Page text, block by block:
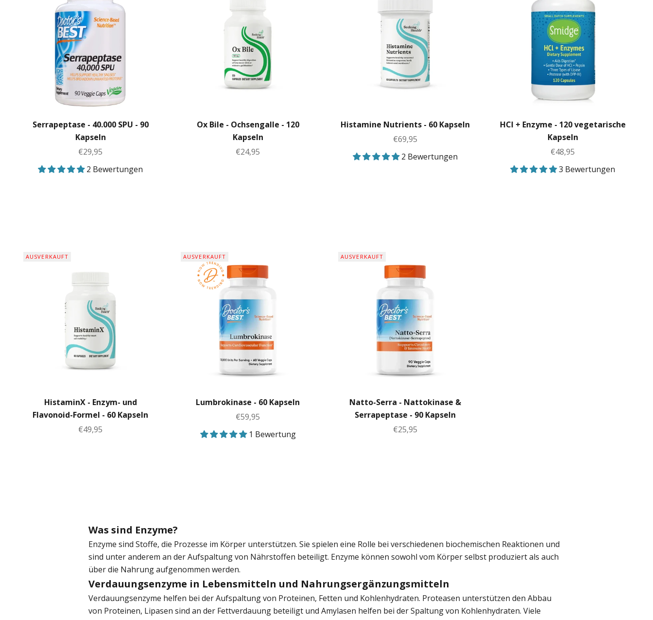
Serrapeptase - 40.000 SPU - 90
Kapseln
Angebot
€29,95
2 Bewertungen
Ox Bile - Ochsengalle - 120
Kapseln
Angebot
€24,95
Histamine Nutrients - 60 Kapseln
Angebot
€69,95
2 Bewertungen
HCl + Enzyme - 120 vegetarische
Kapseln
Angebot
€48,95
3 Bewertungen
AUSVERKAUFT
HistaminX - Enzym- und
Flavonoid-Formel - 60 Kapseln
Angebot
€49,95
AUSVERKAUFT
Lumbrokinase - 60 Kapseln
Angebot
€59,95
1 Bewertung
AUSVERKAUFT
Natto-Serra - Nattokinase &
Serrapeptase - 90 Kapseln
Angebot
€25,95
Was sind Enzyme?
Enzyme sind Stoffe, die Prozesse im Körper unterstützen. Sie spielen eine Rolle bei verschiedenen biochemischen Reaktionen und
sind unter anderem an der Aufspaltung von Nährstoffen beteiligt. Enzyme können sowohl vom Körper selbst produziert als auch
über die Nahrung aufgenommen werden.
Verdauungsenzyme in Lebensmitteln und Nahrungsergänzungsmitteln
Verdauungsenzyme helfen bei der Aufspaltung von Proteinen, Fetten und Kohlenhydraten. Proteasen unterstützen den Abbau
von Proteinen, Lipasen sind an der Fettverdauung beteiligt und Amylasen helfen bei der Spaltung von Kohlenhydraten. Viele